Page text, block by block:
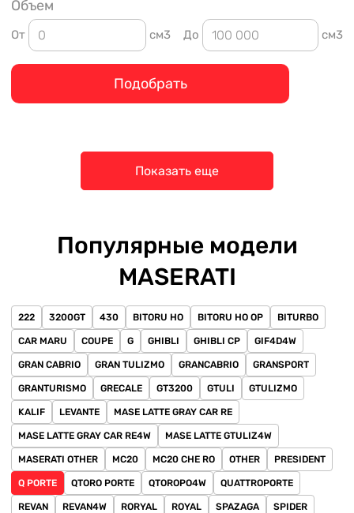
Объем
От см3 До см3
Подобрать
Показать еще
Популярные модели
MASERATI
222 3200GT 430 BITORU HO BITORU HO OP BITURBO
CAR MARU COUPE G GHIBLI GHIBLI CP GIF4D4W
GRAN CABRIO GRAN TULIZMO GRANCABRIO GRANSPORT
GRANTURISMO GRECALE GT3200 GTULI GTULIZMO
KALIF LEVANTE MASE LATTE GRAY CAR RE
MASE LATTE GRAY CAR RE4W MASE LATTE GTULIZ4W
MASERATI OTHER MC20 MC20 CHE RO OTHER PRESIDENT
Q PORTE QTORO PORTE QTOROPO4W QUATTROPORTE
REVAN REVAN4W RORYAL ROYAL SPAZAGA SPIDER